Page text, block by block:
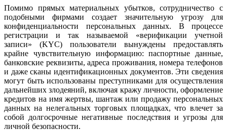
Помимо прямых материальных убытков, сотрудничество с
подобными фирмами создает значительную угрозу для
конфиденциальности персональных данных. В процессе
регистрации и так называемой «верификации учетной
записи» (KYC) пользователи вынуждены предоставлять
крайне чувствительную информацию: паспортные данные,
банковские реквизиты, адреса проживания, номера телефонов
и даже сканы идентификационных документов. Эти сведения
могут быть использованы преступниками для осуществления
дальнейших злодеяний, включая кражу личности, оформление
кредитов на имя жертвы, шантаж или продажу персональных
данных на нелегальных торговых площадках, что влечет за
собой долгосрочные негативные последствия и угрозы для
личной безопасности.